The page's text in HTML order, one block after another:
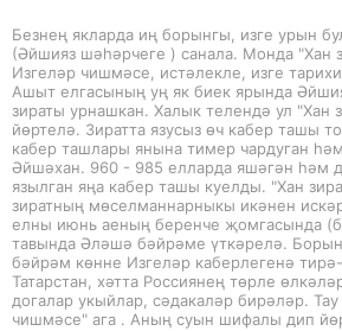
Безнең якларда иң борынгы, изге урын
(Әйшияз шәһәрчеге ) санала. Монда "Хан
Изгеләр чишмәсе, истәлекле, изге
Ашыт елгасының уң як биек ярында
зираты урнашкан. Халык телендә ул "Хан
йөртелә. Зиратта язусыз өч кабер ташы
кабер ташлары янына тимер чардуган
Әйшәхан. 960 - 985 елларда яшәгән һәм
язылган яңа кабер ташы куелды. "Хан
зиратның мөселманнарныкы икәнен
елны июнь аеның беренче җомгасында
тавында Әләшә бәйрәме үткәрелә.
бәйрәм көнне Изгеләр каберлегенә
Татарстан, хәтта Россиянең төрле
догалар укыйлар, сәдакаләр бирәләр.
чишмәсе" ага . Аның суын шифалы дип